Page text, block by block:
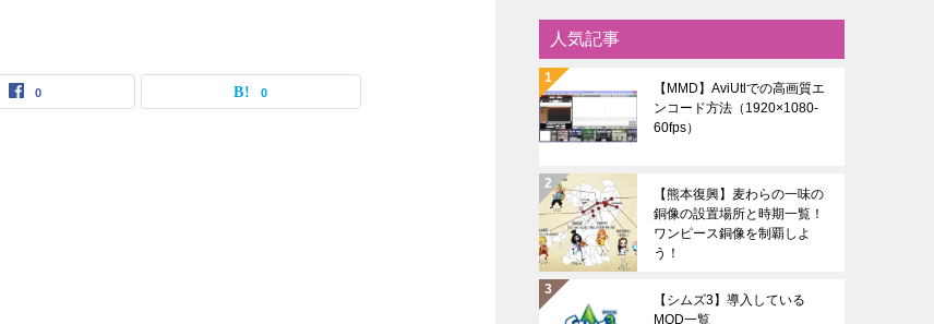
0 0
人気記事
【MMD】AviUtlでの高画質エ
ンコード方法（1920×1080-
60fps）
【熊本復興】麦わらの一味の
銅像の設置場所と時期一覧！
ワンピース銅像を制覇しよ
う！
【シムズ3】導入している
MOD一覧